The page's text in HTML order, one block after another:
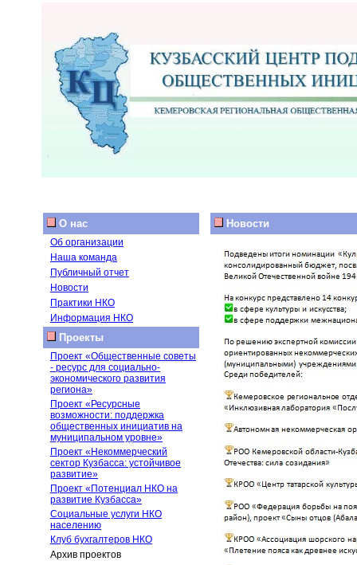
О нас
Об организации
Наша команда
Публичный отчет
Новости
Практики НКО
Информация НКО
Проекты
Проект «Общественные советы
- ресурс для социально-
экономического развития
региона»
Проект «Ресурсные
возможности: поддержка
общественных инициатив на
муниципальном уровне»
Проект «Некоммерческий
сектор Кузбасса: устойчивое
развитие»
Проект «Потенциал НКО на
развитие Кузбасса»
Социальные услуги НКО
населению
Клуб бухгалтеров НКО
Архив проектов
Новости